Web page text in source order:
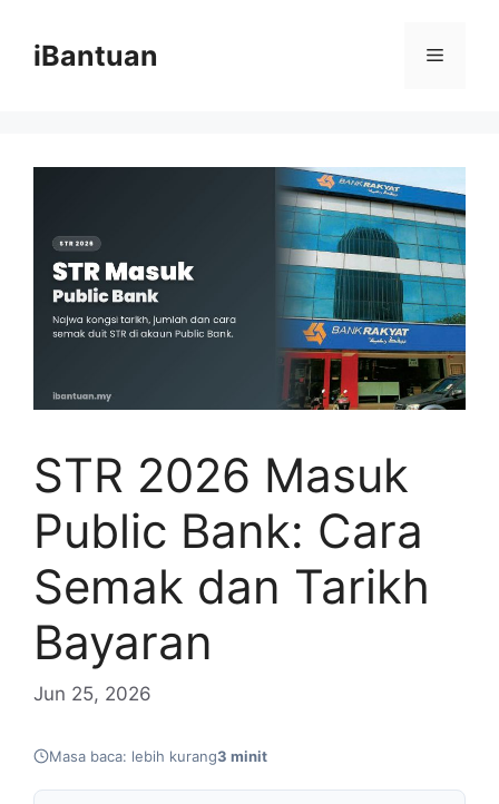
contentiBantuan Menu
STR 2026 Masuk
Public Bank: Cara
Semak dan Tarikh
Bayaran
Jun 25, 2026
Masa baca: lebih kurang3 minit